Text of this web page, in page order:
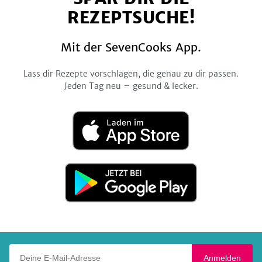
REZEPTSUCHE!
Mit der SevenCooks App.
Lass dir Rezepte vorschlagen, die genau zu dir passen.
Jeden Tag neu – gesund & lecker.
Laden
im
App
Jetzt
Google
Anmelden